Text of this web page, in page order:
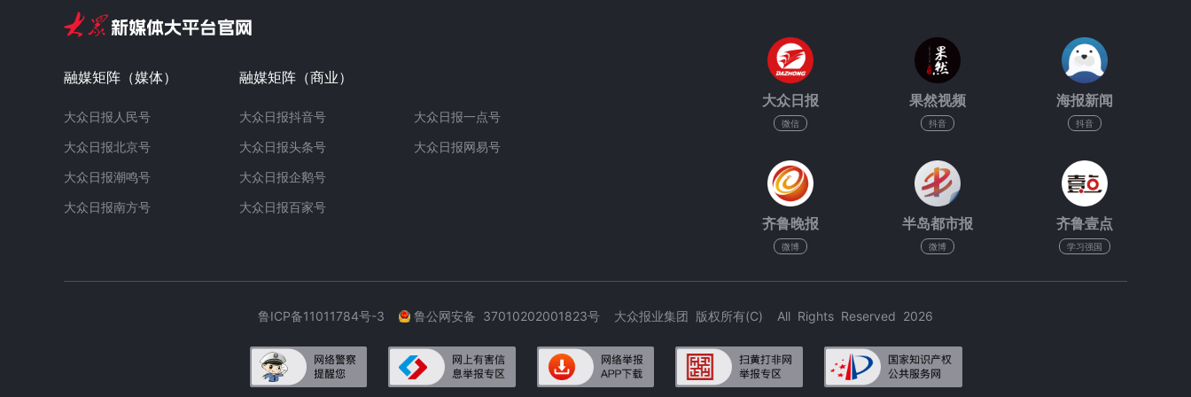
融媒矩阵（媒体）
大众日报人民号
大众日报北京号
大众日报潮鸣号
大众日报南方号
融媒矩阵（商业）
大众日报抖音号
大众日报头条号
大众日报企鹅号
大众日报百家号
大众日报一点号
大众日报网易号
大众日报
微信
果然视频
抖音
海报新闻
抖音
齐鲁晚报
微博
半岛都市报
微博
齐鲁壹点
学习强国
鲁ICP备11011784号-3 鲁公网安备 37010202001823号 大众报业集团 版权所有(C) All Rights Reserved 2026